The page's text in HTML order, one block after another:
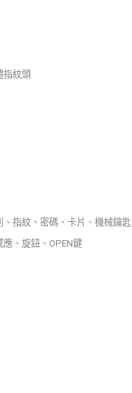
指紋頭
、指紋、密碼、卡片、機械鑰匙
應、旋鈕、OPEN鍵